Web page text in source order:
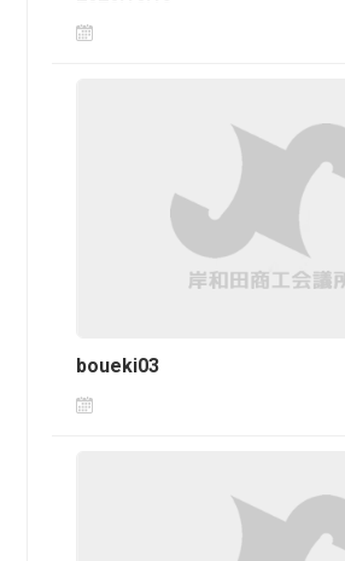
boueki03